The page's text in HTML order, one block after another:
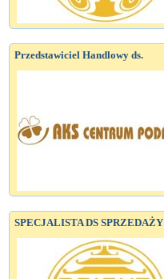
Przedstawiciel Handlowy ds.
SPECJALISTA DS SPRZEDAŻY